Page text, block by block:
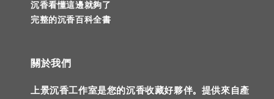
沉香看懂這邊就夠了
完整的沉香百科全書
關於我們
上景沉香工作室是您的沉香收藏好夥伴。提供來自產